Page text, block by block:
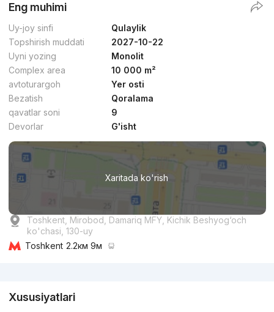
Kelishilgan
1
Topshirildi 2023,Grand Capital Group
TJ «GC Tower»
Topshirildi 2022
Eng muhimi
Uy-joy sinfi
Qulaylik
Topshirish muddati
2027-10-22
Uyni yozing
Monolit
Complex area
10 000 m²
avtoturargoh
Yer osti
Bezatish
Qoralama
qavatlar soni
9
Devorlar
G'isht
Xaritada ko'rish
Toshkent, Mirobod, Damariq MFY, Kichik Beshyog‘och
ko'chasi, 130-uy
Toshkent 2.2км 9м
Xususiyatlari